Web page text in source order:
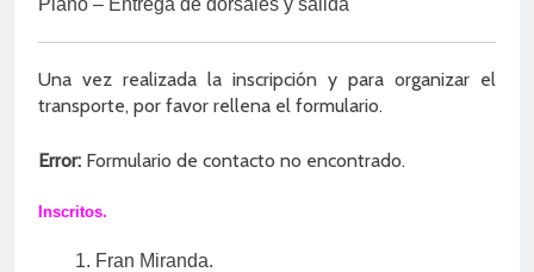
Plano – Entrega de dorsales y salida
Una vez realizada la inscripción y para organizar el
transporte, por favor rellena el formulario.
Error: Formulario de contacto no encontrado.
Inscritos.
Fran Miranda.